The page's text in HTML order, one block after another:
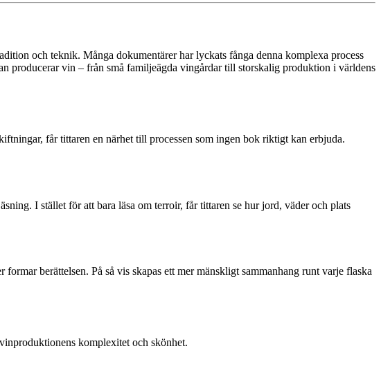
och teknik. Många dokumentärer har lyckats fånga denna komplexa process
producerar vin – från små familjeägda vingårdar till storskalig produktion i världens
får tittaren en närhet till processen som ingen bok riktigt kan erbjuda.
I stället för att bara läsa om terroir, får tittaren se hur jord, väder och plats
berättelsen. På så vis skapas ett mer mänskligt sammanhang runt varje flaska
komplexitet och skönhet.